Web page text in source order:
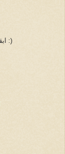
ابقى قولى اى تعليق ان شالله حتى تقول تعليق :)